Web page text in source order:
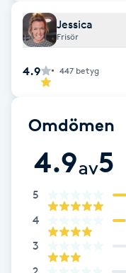
Fet hårbotten
Fettreducering
Fibromassage
Fotsvamp
Jessica
Frisör
4.9 447 betyg
Omdömen
4.9av5
5
4
3